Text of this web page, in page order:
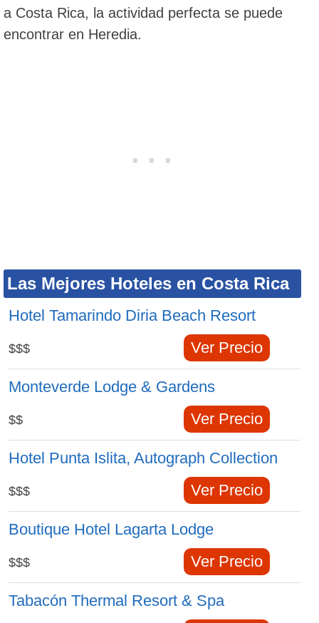
a Costa Rica, la actividad perfecta se puede
encontrar en Heredia.
Las Mejores Hoteles en Costa Rica
Hotel Tamarindo Diria Beach Resort
$$$ Ver Precio
Monteverde Lodge & Gardens
$$ Ver Precio
Hotel Punta Islita, Autograph Collection
$$$ Ver Precio
Boutique Hotel Lagarta Lodge
$$$ Ver Precio
Tabacón Thermal Resort & Spa